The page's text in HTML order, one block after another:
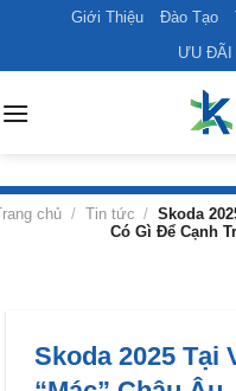
content
Giới Thiệu Đào Tạo
ƯU ĐÃI
chủ / Tin tức / Skoda
Có Gì Để Cạnh
Skoda 2025 Tại